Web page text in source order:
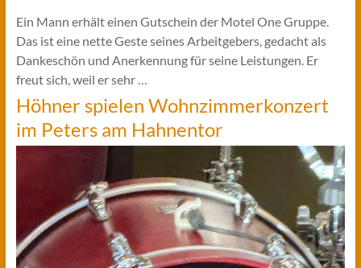
Ein Mann erhält einen Gutschein der Motel One Gruppe.
Das ist eine nette Geste seines Arbeitgebers, gedacht als
Dankeschön und Anerkennung für seine Leistungen. Er
freut sich, weil er sehr …
Höhner spielen Wohnzimmerkonzert
im Peters am Hahnentor